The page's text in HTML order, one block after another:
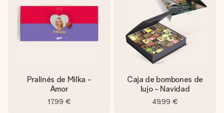
Pralinés de Milka -
Amor
17,99 €
Caja de bombones de
lujo - Navidad
49,99 €